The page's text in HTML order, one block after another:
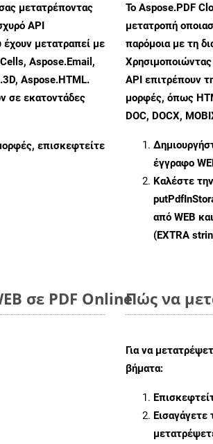
μετατρέποντας
API
μετατραπεί με
Aspose.Email,
Aspose.HTML.
σε εκατοντάδες
επισκεφτείτε
Το Aspose.PDF
μετατροπή
παρόμοια με τη
API επιτρέπουν
μορφές, όπως
DOC, DOCX,
έγγραφο
Καλέστε
από WEB
(EXTRA
σε PDF OnlineΠώς να
Για να
βήματα:
Εισαγάγετε